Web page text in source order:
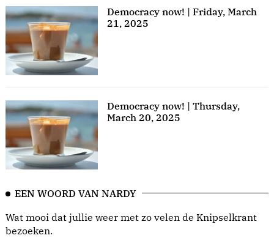
Democracy now! | Friday, March
21, 2025
Democracy now! | Thursday,
March 20, 2025
EEN WOORD VAN NARDY
Wat mooi dat jullie weer met zo velen de Knipselkrant
bezoeken.